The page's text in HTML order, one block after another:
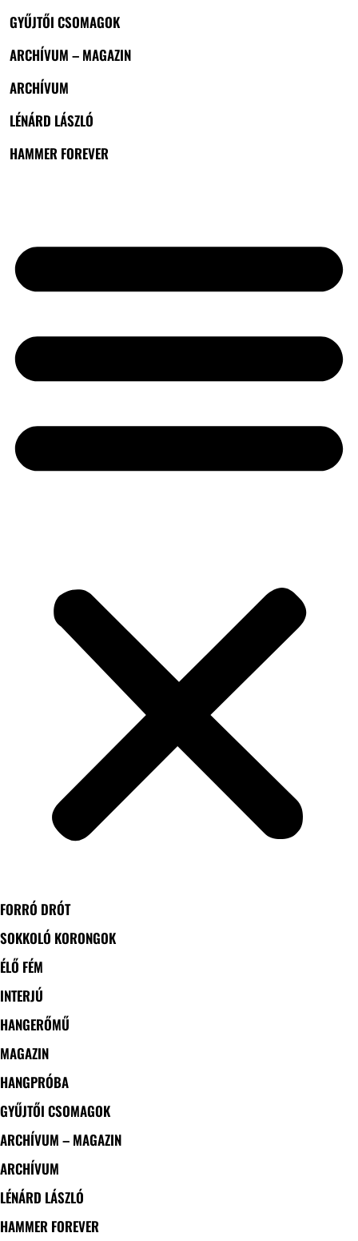
GYŰJTŐI CSOMAGOK
ARCHÍVUM – MAGAZIN
ARCHÍVUM
LÉNÁRD LÁSZLÓ
HAMMER FOREVER
FORRÓ DRÓT
SOKKOLÓ KORONGOK
ÉLŐ FÉM
INTERJÚ
HANGERŐMŰ
MAGAZIN
HANGPRÓBA
GYŰJTŐI CSOMAGOK
ARCHÍVUM – MAGAZIN
ARCHÍVUM
LÉNÁRD LÁSZLÓ
HAMMER FOREVER